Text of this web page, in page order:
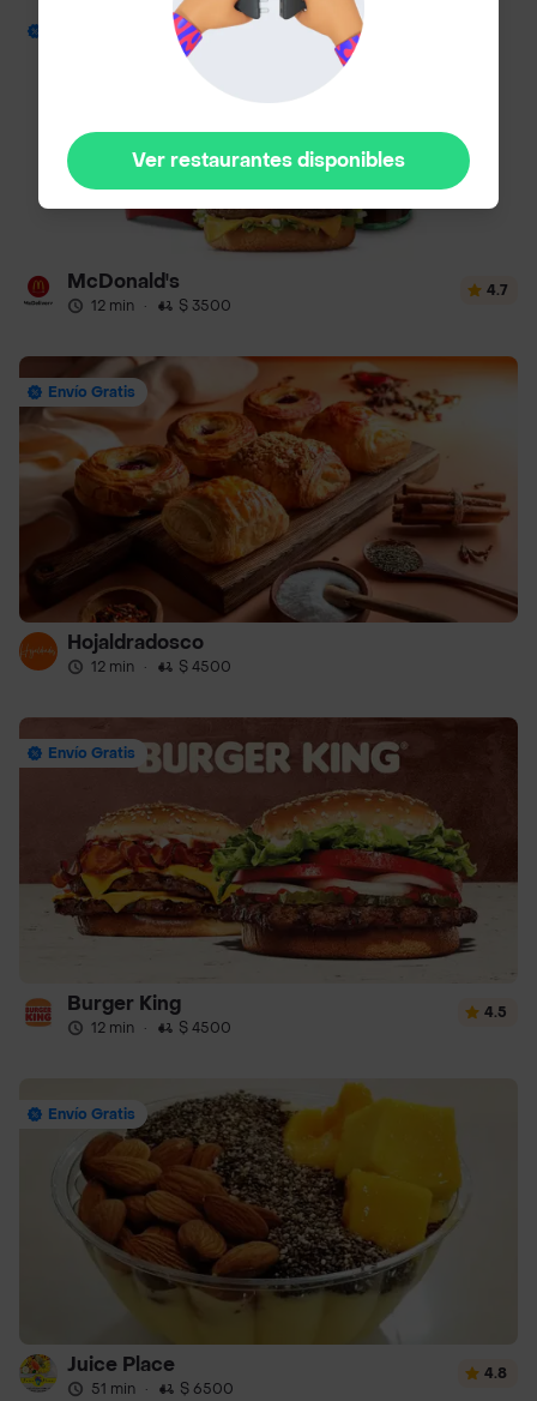
McDonald's
12 min · $ 3500
4.7
Envío Gratis
Hojaldradosco
12 min · $ 4500
Envío Gratis
Burger King
12 min · $ 4500
4.5
Envío Gratis
Juice Place
51 min · $ 6500
4.8
Ver restaurantes disponibles